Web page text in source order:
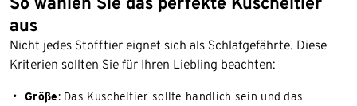
aus
Nicht jedes Stofftier eignet sich als Schlafgefährte. Diese
Kriterien sollten Sie für Ihren Liebling beachten:
Größe: Das Kuscheltier sollte handlich sein und das